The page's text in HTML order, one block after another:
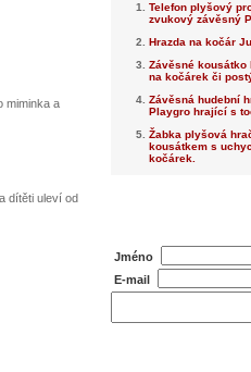
miminka a
dítěti uleví od
Telefon plyšový
zvukový závěsný
Hrazda na kočár
Závěsné kousátko
na kočárek či
Závěsná hudební
Playgro hrající s
Žabka plyšová
kousátkem s
kočárek.
Jméno
E-mail